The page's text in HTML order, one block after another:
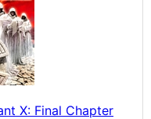
X: Final Chapter